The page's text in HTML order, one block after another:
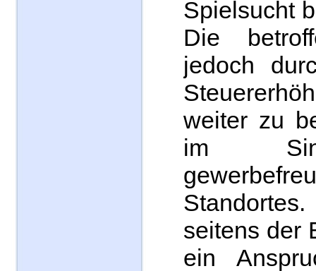
Spielsucht
Die
jedoch
weiter zu
im
seitens der
ein